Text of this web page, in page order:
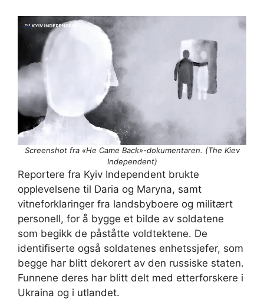
Screenshot fra «He Came Back»-dokumentaren. (The Kiev
Independent)
Reportere fra Kyiv Independent brukte
opplevelsene til Daria og Maryna, samt
vitneforklaringer fra landsbyboere og militært
personell, for å bygge et bilde av soldatene
som begikk de påståtte voldtektene. De
identifiserte også soldatenes enhetssjefer, som
begge har blitt dekorert av den russiske staten.
Funnene deres har blitt delt med etterforskere i
Ukraina og i utlandet.